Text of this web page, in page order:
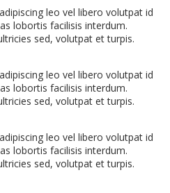
leo vel libero volutpat id
lobortis facilisis interdum.
sed, volutpat et turpis.
leo vel libero volutpat id
lobortis facilisis interdum.
sed, volutpat et turpis.
leo vel libero volutpat id
lobortis facilisis interdum.
sed, volutpat et turpis.